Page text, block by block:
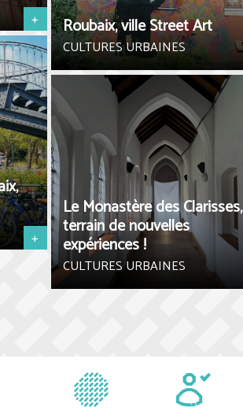
+
+
Roubaix, ville Street Art
CULTURES URBAINES
Le Monastère des Clarisses,
terrain de nouvelles
expériences !
CULTURES URBAINES